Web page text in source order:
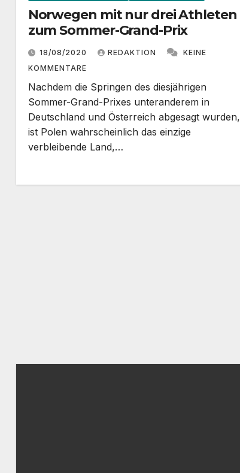
Norwegen mit nur drei Athleten
zum Sommer-Grand-Prix
18/08/2020 REDAKTION
KEINE
KOMMENTARE
Nachdem die Springen des diesjährigen
Sommer-Grand-Prixes unteranderem in
Deutschland und Österreich abgesagt wurden,
ist Polen wahrscheinlich das einzige
verbleibende Land,…